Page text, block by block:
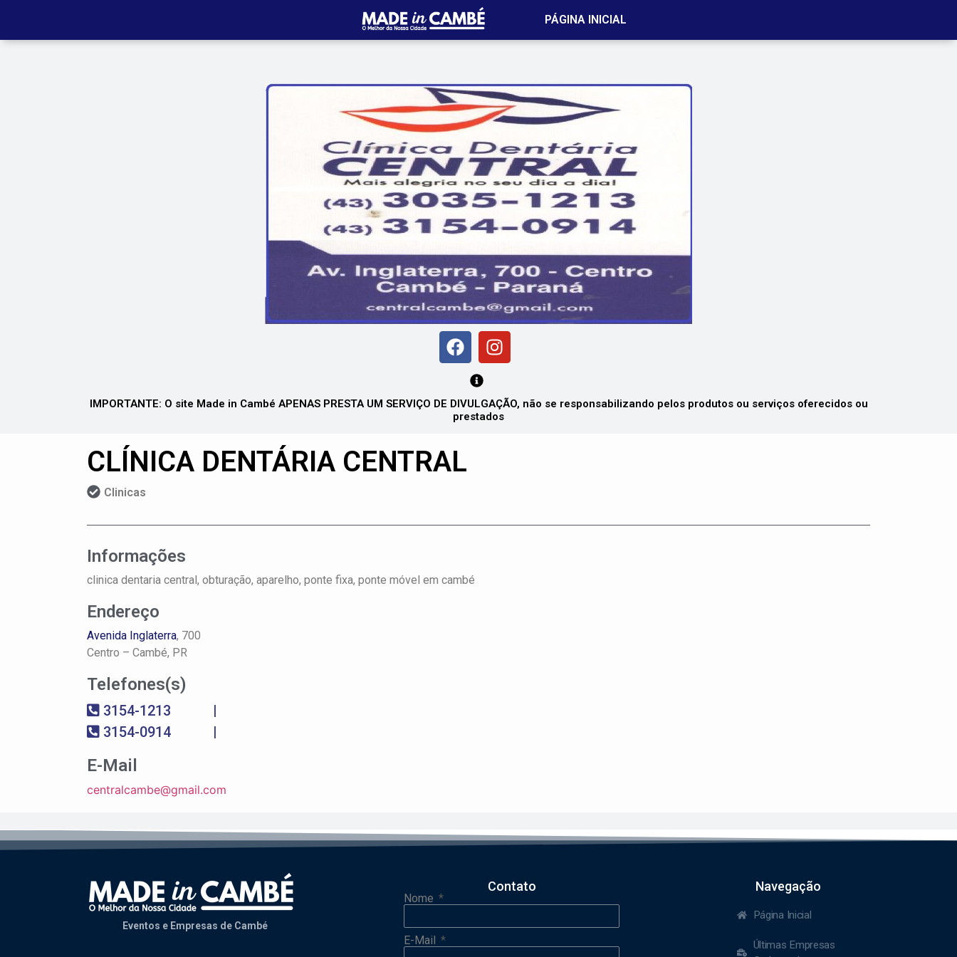
PÁGINA INICIAL
IMPORTANTE: O site Made in Cambé APENAS PRESTA UM SERVIÇO DE DIVULGAÇÃO, não se responsabilizando pelos produtos ou serviços oferecidos ou
prestados
CLÍNICA DENTÁRIA CENTRAL
Clinicas
Informações
clinica dentaria central, obturação, aparelho, ponte fixa, ponte móvel em cambé
Endereço
Avenida Inglaterra, 700
Centro – Cambé, PR
Telefones(s)
3154-1213
3154-0914
|
|
E-Mail
centralcambe@gmail.com
Eventos e Empresas de Cambé
Contato
Nome
E-Mail
Navegação
Página Inicial
Últimas Empresas